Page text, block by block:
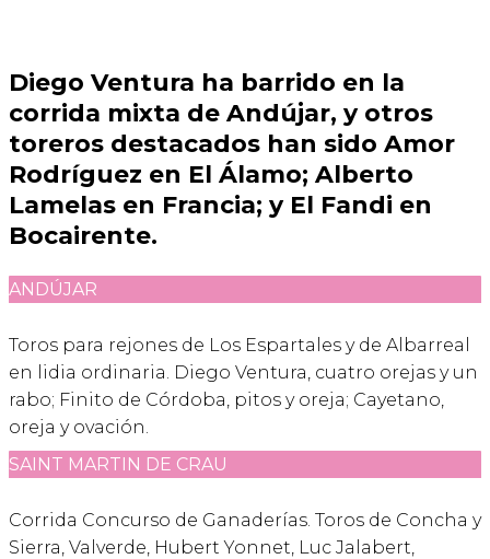
Diego Ventura ha barrido en la
corrida mixta de Andújar, y otros
toreros destacados han sido Amor
Rodríguez en El Álamo; Alberto
Lamelas en Francia; y El Fandi en
Bocairente.
ANDÚJAR
Toros para rejones de Los Espartales y de Albarreal
en lidia ordinaria. Diego Ventura, cuatro orejas y un
rabo; Finito de Córdoba, pitos y oreja; Cayetano,
oreja y ovación.
SAINT MARTIN DE CRAU
Corrida Concurso de Ganaderías. Toros de Concha y
Sierra, Valverde, Hubert Yonnet, Luc Jalabert,